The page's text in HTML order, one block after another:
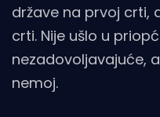
države na prvoj crti,
crti. Nije ušlo u
nezadovoljavajuće,
nemoj.